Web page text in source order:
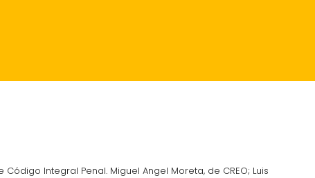
Integral Penal. Miguel Angel Moreta, de CREO; Luis